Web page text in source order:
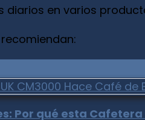
diarios en varios
Por qué esta